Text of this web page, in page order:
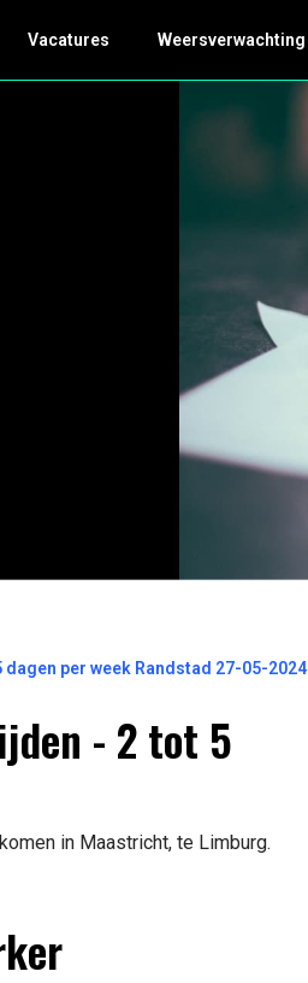
Vacatures Weersverwachting
per week Randstad 27-05-2024
- 2 tot 5
in Maastricht, te Limburg.